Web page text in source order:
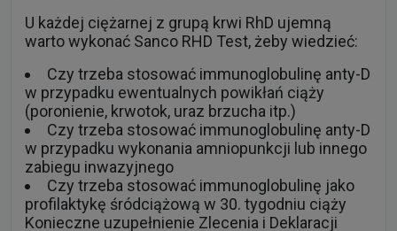
U każdej ciężarnej z grupą krwi RhD ujemną
warto wykonać Sanco RHD Test, żeby wiedzieć:
Czy trzeba stosować immunoglobulinę anty-D
w przypadku ewentualnych powikłań ciąży
(poronienie, krwotok, uraz brzucha itp.)
Czy trzeba stosować immunoglobulinę anty-D
w przypadku wykonania amniopunkcji lub innego
zabiegu inwazyjnego
Czy trzeba stosować immunoglobulinę jako
profilaktykę śródciążową w 30. tygodniu ciąży
Konieczne uzupełnienie Zlecenia i Deklaracji